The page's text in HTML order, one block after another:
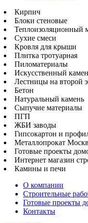
Кирпич
Блоки стеновые
Теплоизоляционный
Сухие смеси
Кровля для крыши
Плитка тротуарная
Пиломатериалы
Искусственный
Лестницы на второй
Бетон
Натуральный камень
Сыпучие материалы
ПГП
ЖБИ заводы
Гипсокартон и
Металлопрокат
Готовые проекты
Интернет магазин
Камины и печи
О компании
Строительные
Готовые проекты
Контакты